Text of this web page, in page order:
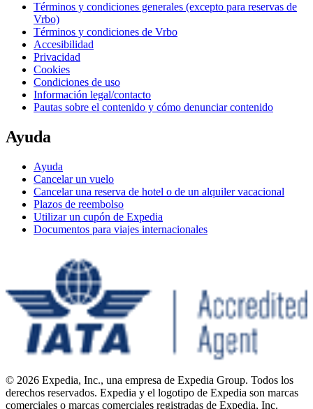
Términos y condiciones generales (excepto para reservas de
Vrbo)
Términos y condiciones de Vrbo
Accesibilidad
Privacidad
Cookies
Condiciones de uso
Información legal/contacto
Pautas sobre el contenido y cómo denunciar contenido
Ayuda
Ayuda
Cancelar un vuelo
Cancelar una reserva de hotel o de un alquiler vacacional
Plazos de reembolso
Utilizar un cupón de Expedia
Documentos para viajes internacionales
© 2026 Expedia, Inc., una empresa de Expedia Group. Todos los
derechos reservados. Expedia y el logotipo de Expedia son marcas
comerciales o marcas comerciales registradas de Expedia, Inc.